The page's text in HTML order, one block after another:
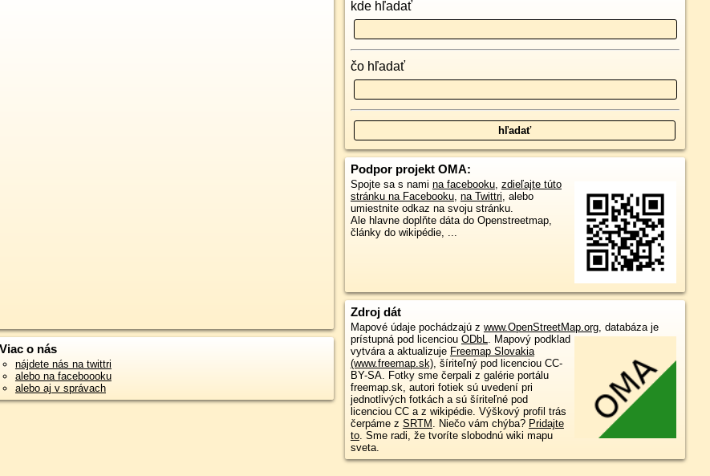
Viac o nás
nájdete nás na twittri
alebo na faceboooku
alebo aj v správach
kde hľadať
čo hľadať
Podpor projekt OMA:
Spojte sa s nami na facebooku, zdieľajte túto
stránku na Facebooku, na Twittri, alebo
umiestnite odkaz na svoju stránku.
Ale hlavne doplňte dáta do Openstreetmap,
články do wikipédie, ...
Zdroj dát
Mapové údaje pochádzajú z www.OpenStreetMap.org, databáza je
prístupná pod licenciou ODbL. Mapový podklad
vytvára a aktualizuje Freemap Slovakia
(www.freemap.sk), šíriteľný pod licenciou CC-
BY-SA. Fotky sme čerpali z galérie portálu
freemap.sk, autori fotiek sú uvedení pri
jednotlivých fotkách a sú šíriteľné pod
licenciou CC a z wikipédie. Výškový profil trás
čerpáme z SRTM . Niečo vám chýba? Pridajte
to. Sme radi, že tvoríte slobodnú wiki mapu
sveta.